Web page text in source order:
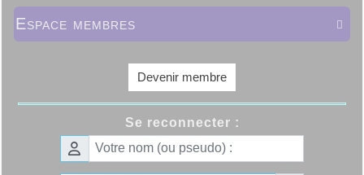

Espace membres
Devenir membre
Se reconnecter :